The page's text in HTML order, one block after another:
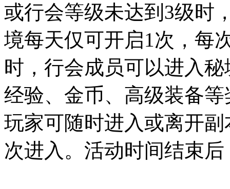
或行会等级未达到3级时
境每天仅可开启1次，每
时，行会成员可以进入
经验、金币、高级装备
玩家可随时进入或离开
次进入。活动时间结束